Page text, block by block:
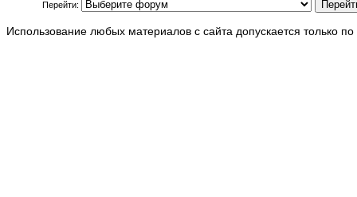
Перейти:
Использование любых материалов с сайта допускается только